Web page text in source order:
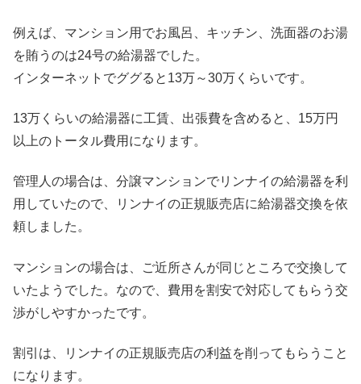
例えば、マンション用でお風呂、キッチン、洗面器のお湯
を賄うのは24号の給湯器でした。
インターネットでググると13万～30万くらいです。
13万くらいの給湯器に工賃、出張費を含めると、15万円
以上のトータル費用になります。
管理人の場合は、分譲マンションでリンナイの給湯器を利
用していたので、リンナイの正規販売店に給湯器交換を依
頼しました。
マンションの場合は、ご近所さんが同じところで交換して
いたようでした。なので、費用を割安で対応してもらう交
渉がしやすかったです。
割引は、リンナイの正規販売店の利益を削ってもらうこと
になります。